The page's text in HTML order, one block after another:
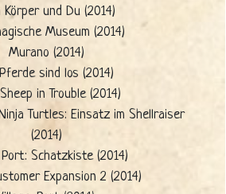
Körper und Du (2014)
Museum (2014)
Murano (2014)
sind los (2014)
in Trouble (2014)
Turtles: Einsatz im Shellraiser
(2014)
Schatzkiste (2014)
Expansion 2 (2014)